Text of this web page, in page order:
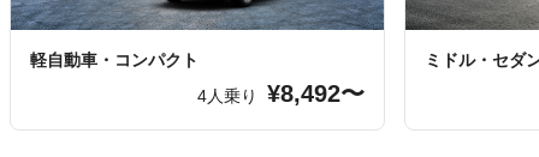
軽自動車・コンパクト
4人乗り
¥8,492〜
ミドル・セダ